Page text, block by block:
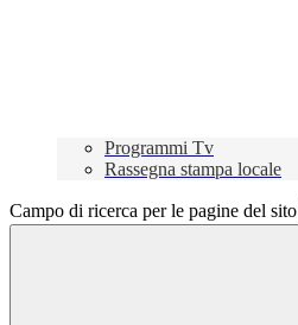
Programmi Tv
Rassegna stampa locale
Campo di ricerca per le pagine del sito